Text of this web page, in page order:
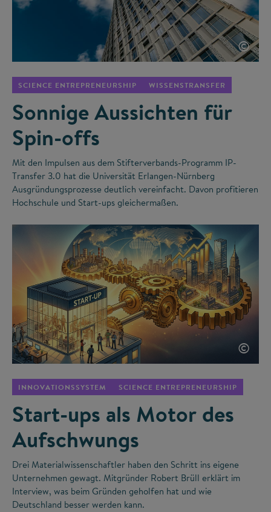
©
SCIENCE ENTREPRENEURSHIP WISSENSTRANSFER
Sonnige Aussichten für
Spin-offs
Mit den Impulsen aus dem Stifterverbands-Programm IP-
Transfer 3.0 hat die Universität Erlangen-Nürnberg
Ausgründungsprozesse deutlich vereinfacht. Davon profitieren
Hochschule und Start-ups gleichermaßen.
©
INNOVATIONSSYSTEM SCIENCE ENTREPRENEURSHIP
Start-ups als Motor des
Aufschwungs
Drei Materialwissenschaftler haben den Schritt ins eigene
Unternehmen gewagt. Mitgründer Robert Brüll erklärt im
Interview, was beim Gründen geholfen hat und wie
Deutschland besser werden kann.